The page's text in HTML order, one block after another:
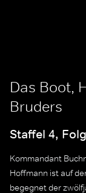
Das Boot,
Bruders
Staffel 4,
Kommandant
Hoffmann ist auf
begegnet der